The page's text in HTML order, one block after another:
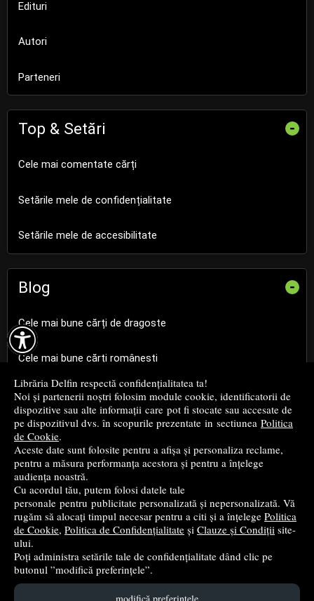

Librăria Delfin respectă confidențialitatea ta!
Noi și partenerii noștri folosim module cookie, identificatorii de
dispozitive sau alte informații care pot fi stocate sau accesate de
pe dispozitivul dvs. în scopurile prezentate in sectiunea Politica
de Cookie.
Aceste date sunt folosite pentru a afișa și personaliza reclame,
pentru a măsura performanța acestora și pentru a înțelege
audiența noastră.
Cu acordul tău, putem folosi datele tale
personale pentru publicitate personalizată și nepersonalizată. Vă
rugăm să alocați timpul necesar pentru a citi și a înțelege Politica
de Cookie, Politica de Confidențialitate și Clauze și Condiții site-
ului.
Poți administra setările tale de confidențialitate dând clic pe
butonul ”modifică preferințele”.
Edituri
Autori
Parteneri
Top & Setări -
Cele mai comentate cărți
Setările mele de confidențialitate
Setările mele de accesibilitate
Blog -
Cele mai bune cărți de dragoste
Cele mai bune cărți românești
Cele mai bune cărți religioase
Cele mai bune cărți de istorie
Top cărți beletristică
...toate știrile
© 2004 - 2026Grup DZC SRL
Magazin onlinecreat de